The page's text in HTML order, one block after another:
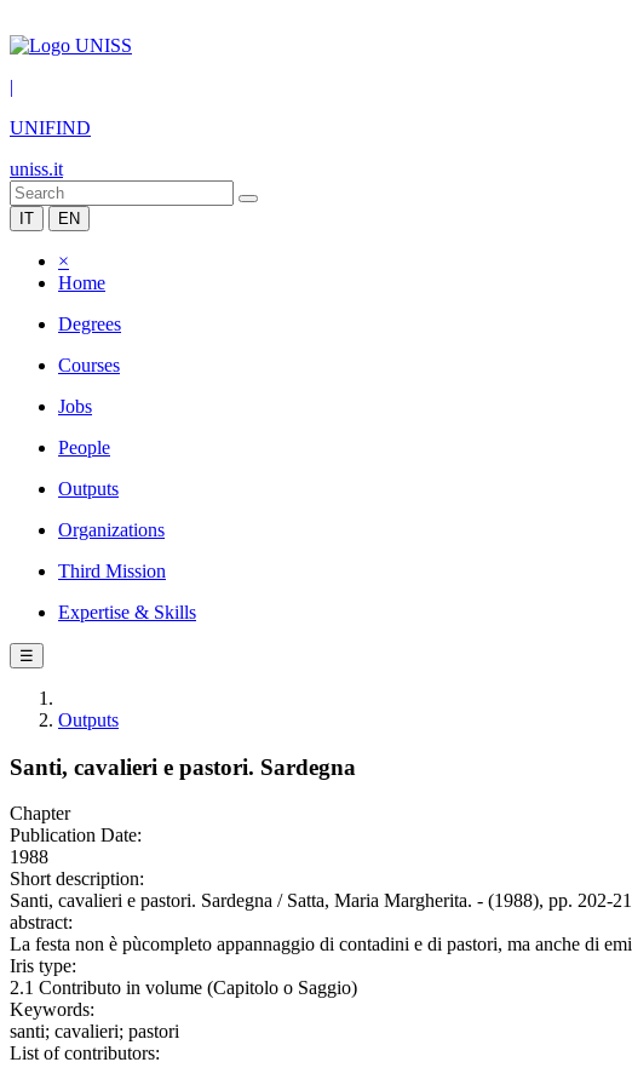
|
UNIFIND
uniss.it
IT EN
×
Home
Degrees
Courses
Jobs
People
Outputs
Organizations
Third Mission
Expertise & Skills
☰
Outputs
Santi, cavalieri e pastori. Sardegna
Chapter
Publication Date:
1988
Short description:
Santi, cavalieri e pastori. Sardegna / Satta, Maria Margherita. - (1988), pp. 202-
abstract:
La festa non è pùcompleto appannaggio di contadini e di pastori, ma anche di
Iris type:
2.1 Contributo in volume (Capitolo o Saggio)
Keywords:
santi; cavalieri; pastori
List of contributors: